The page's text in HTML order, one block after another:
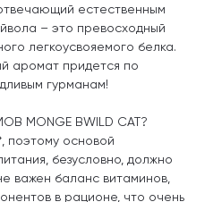
естественным
– это превосходный
легкоусвояемого белка.
аромат придется по
гурманам!
MONGE BWILD CAT?
поэтому основой
безусловно, должно
важен баланс витаминов,
в рационе, что очень